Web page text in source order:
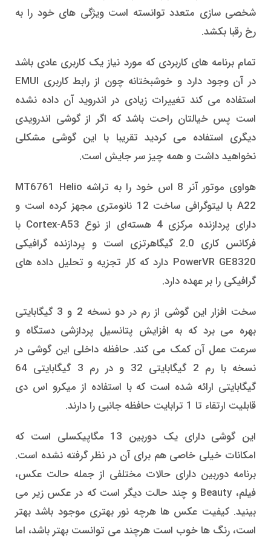
شخصی سازی متعدد توانسته است ویژگی های خود را به
رخ رقبا بکشد.
تمام برنامه های کاربردی که مورد نیاز یک کاربری عادی باشد
در آن وجود دارد و خوشبختانه چون از رابط کاربری EMUI
استفاده می کند تغییرات زیادی در اندروید آن داده نشده
است پس خیالتان راحت باشد که اگر از گوشی اندرویدی
دیگری استفاده می کردید تقریبا با این گوشی مشکلی
نخواهید داشت و همه چیز سر جایش است.
هواوی موتور آنر 8 اس خود را به تراشه MT6761 Helio
A22 با لیتوگرافی ساخت 12 نانومتری مجهز کرده است و
دارای پردازنده مرکزی 4 هسته‌ای از نوع Cortex-A53 با
فرکانس کاری 2.0 گیگاهرتزی است و پردازنده گرافیکی
PowerVR GE8320 دارد که کار تجزیه و تحلیل داده های
گرافیکی را بر عهده دارد.
سخت افزار این گوشی از رم در دو نسخه 2 و 3 گیگابایتی
بهره می برد که به افزایش پتانسیل پردازشی دستگاه و
سرعت عمل آن کمک می کند. حافظه داخلی این گوشی در
نسخه با رم 2 گیگابایتی 32 و در رم 3 گیگابایتی 64
گیگابایتی ارائه شده است که با استفاده از میکرو اس دی
قابلیت ارتقاء تا 1 ترابایت حافظه جانبی را دارند.
این گوشی دارای یک دوربین 13 مگاپیکسلی است که
امکانات خیلی خاصی هم برای آن در نظر گرفته نشده است.
برنامه دوربین دارای حالات مختلفی از جمله حالت عکس،
فیلم، Beauty و چند حالت دیگر است که در عکس زیر می
بینید. کیفیت عکس ها هرچه نور بهتری موجود باشد بهتر
است، رنگ ها خوب است هرچند می توانست بهتر باشد، اما